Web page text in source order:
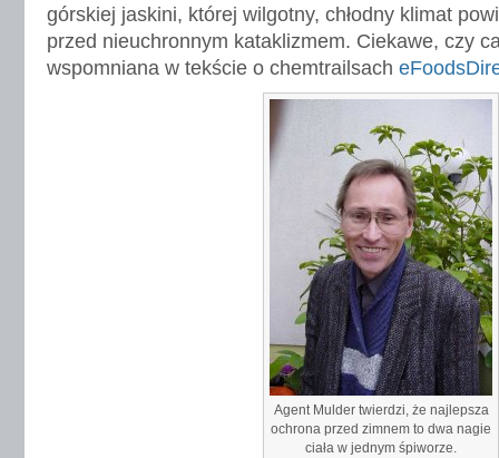
górskiej jaskini, której wilgotny, chłodny klimat
przed nieuchronnym kataklizmem. Ciekawe, czy
wspomniana w tekście o chemtrailsach
Agent Mulder twierdzi, że najlepsza
ochrona przed zimnem to dwa nagie
ciała w jednym śpiworze.